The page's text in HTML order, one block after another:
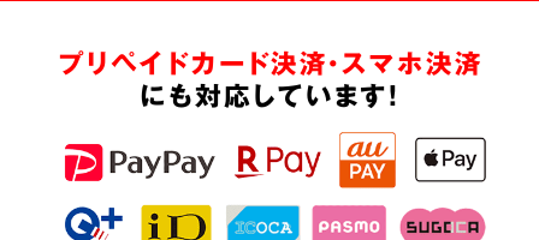
プリペイドカード決済・スマホ決済
にも対応しています!